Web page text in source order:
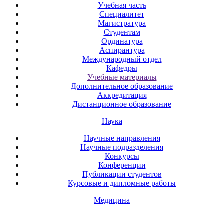
Учебная часть
Специалитет
Магистратура
Студентам
Ординатура
Аспирантура
Международный отдел
Кафедры
Учебные материалы
Дополнительное образование
Аккредитация
Дистанционное образование
Наука
Научные направления
Научные подразделения
Конкурсы
Конференции
Публикации студентов
Курсовые и дипломные работы
Медицина